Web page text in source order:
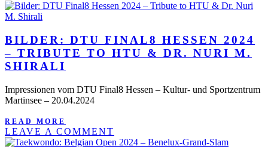
BILDER: DTU FINAL8 HESSEN 2024
– TRIBUTE TO HTU & DR. NURI M.
SHIRALI
Impressionen vom DTU Final8 Hessen – Kultur- und Sportzentrum
Martinsee – 20.04.2024
READ MORE
LEAVE A COMMENT